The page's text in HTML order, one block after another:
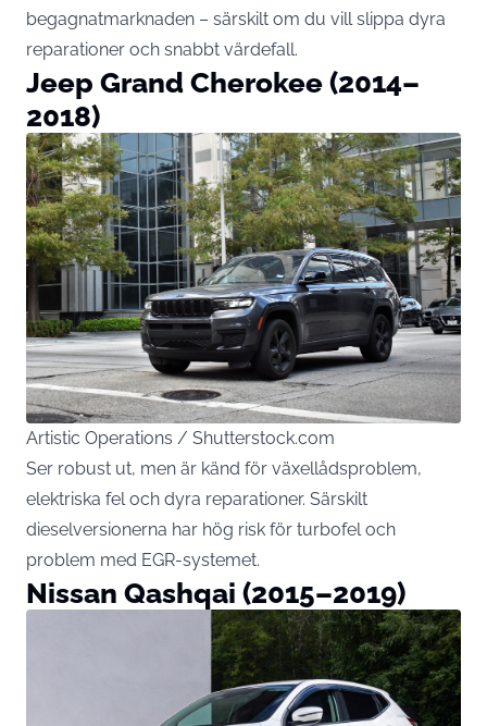
begagnatmarknaden – särskilt om du vill slippa dyra
reparationer och snabbt värdefall.
Jeep Grand Cherokee (2014–
2018)
Artistic Operations / Shutterstock.com
Ser robust ut, men är känd för växellådsproblem,
elektriska fel och dyra reparationer. Särskilt
dieselversionerna har hög risk för turbofel och
problem med EGR-systemet.
Nissan Qashqai (2015–2019)